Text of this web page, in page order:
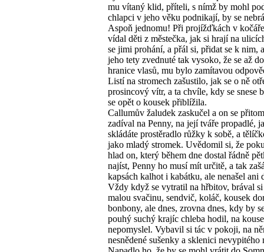
mu vítaný klid, příteli, s nímž by mohl
chlapci v jeho věku podnikají, by se
Aspoň jednomu! Při projížďkách v
vídal děti z městečka, jak si hrají na
se jimi prohání, a přál si, přidat se k nim,
jeho tety zvednuté tak vysoko, že se až
hranice vlasů, mu bylo zamítavou
Listí na stromech zašustilo, jak se o ně
prosincový vítr, a ta chvíle, kdy se snese
se opět o kousek přiblížila.
Callumův žaludek zaskučel a on se
zadíval na Penny, na její tváře propadlé,
skládáte prostěradlo růžky k sobě, a
jako mladý stromek. Uvědomil si, že
hlad on, který během dne dostal řádně
najíst, Penny ho musí mít určitě, a tak
kapsách kalhot i kabátku, ale nenašel ani
Vždy když se vytratil na hřbitov, brával si
malou svačinu, sendvič, koláč, kousek
bonbony, ale dnes, zrovna dnes, kdy by
pouhý suchý krajíc chleba hodil, na
nepomyslel. Vybavil si tác v pokoji, na
nesnědené sušenky a sklenici nevypitého